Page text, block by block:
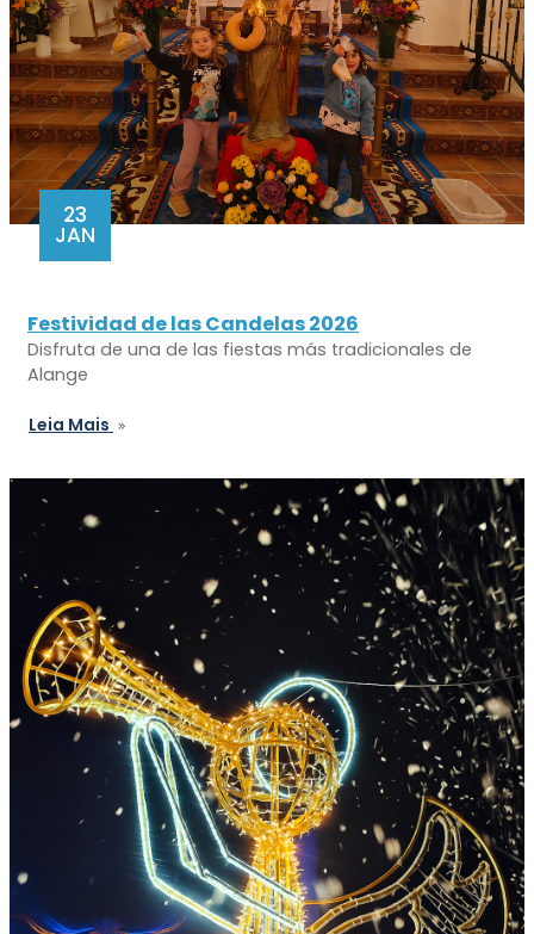
23
JAN
Festividad de las Candelas 2026
Disfruta de una de las fiestas más tradicionales de
Alange
Leia Mais